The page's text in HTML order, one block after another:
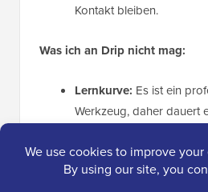
Kontakt bleiben.
Was ich an Drip nicht mag:
Lernkurve: Es ist ein
Werkzeug, daher dauert
Kein permanenter
keine kostenlose Stufe,